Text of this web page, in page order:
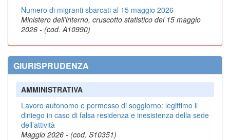
Numero di migranti sbarcati al 15 maggio 2026
Ministero dell’interno, cruscotto statistico del 15 maggio
2026 - (cod. A10990)
GIURISPRUDENZA
AMMINISTRATIVA
Lavoro autonomo e permesso di soggiorno: legittimo il
diniego in caso di falsa residenza e inesistenza della sede
dell’attività
Maggio 2026 - (cod. S10351)